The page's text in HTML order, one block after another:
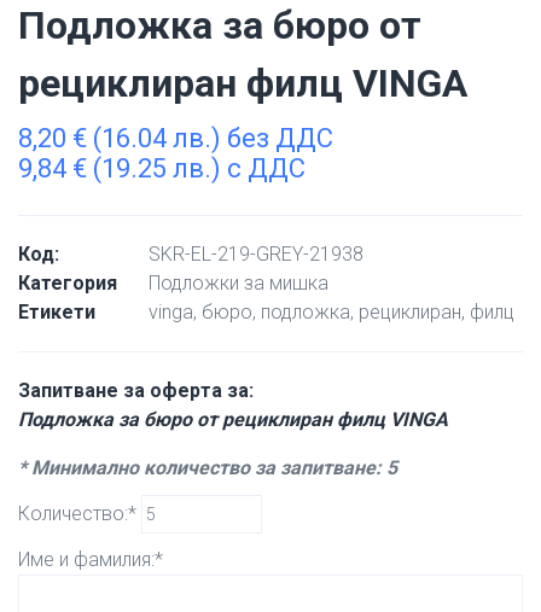
Подложка за бюро от
рециклиран филц VINGA
8,20 € (16.04 лв.) без ДДС
9,84 € (19.25 лв.) с ДДС
Код:
SKR-EL-219-GREY-21938
Категория
Подложки за мишка
Етикети
vinga, бюро, подложка, рециклиран, филц
Запитване за оферта за:
Подложка за бюро от рециклиран филц VINGA
* Минимално количество за запитване: 5
Количество:*
Име и фамилия:*